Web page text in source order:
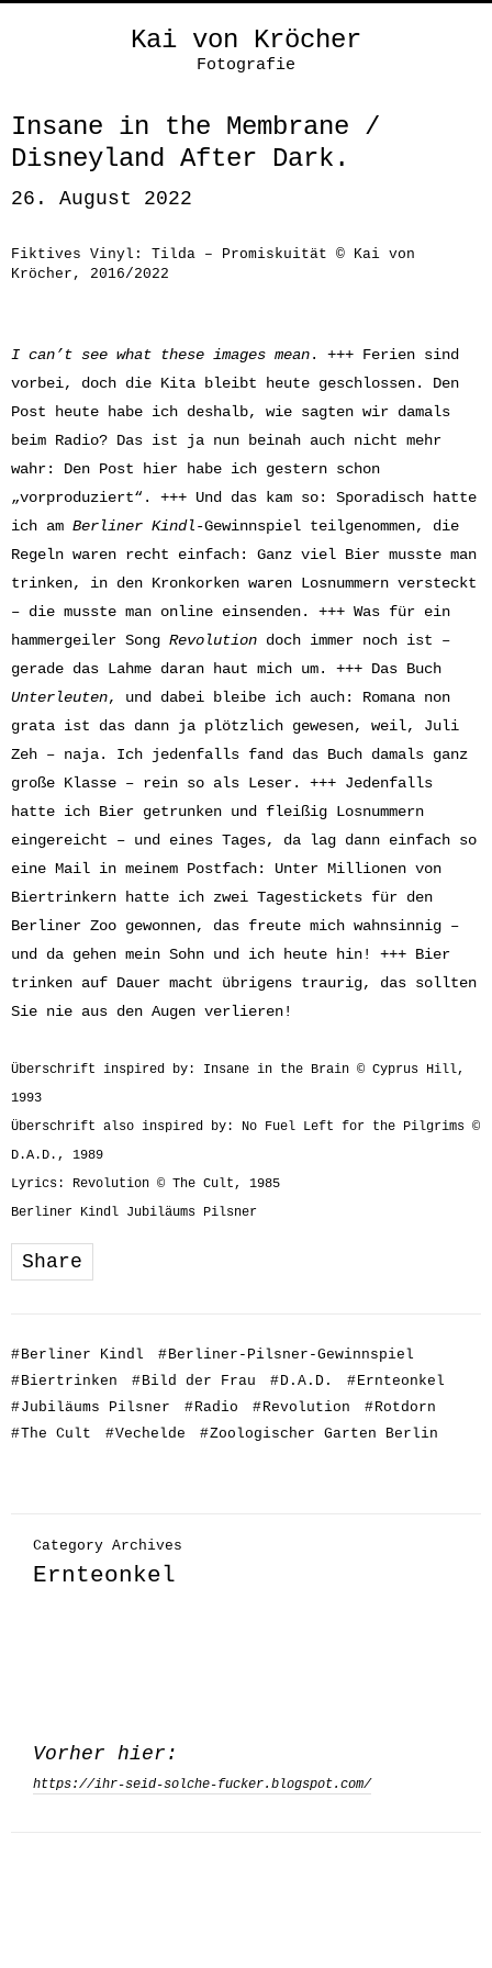
Kai von Kröcher
Fotografie
Insane in the Membrane /
Disneyland After Dark.
26. August 2022
Fiktives Vinyl: Tilda – Promiskuität © Kai von
Kröcher, 2016/2022
I can’t see what these images mean. +++ Ferien sind
vorbei, doch die Kita bleibt heute geschlossen. Den
Post heute habe ich deshalb, wie sagten wir damals
beim Radio? Das ist ja nun beinah auch nicht mehr
wahr: Den Post hier habe ich gestern schon
„vorproduziert“. +++ Und das kam so: Sporadisch hatte
ich am Berliner Kindl-Gewinnspiel teilgenommen, die
Regeln waren recht einfach: Ganz viel Bier musste man
trinken, in den Kronkorken waren Losnummern versteckt
– die musste man online einsenden. +++ Was für ein
hammergeiler Song Revolution doch immer noch ist –
gerade das Lahme daran haut mich um. +++ Das Buch
Unterleuten, und dabei bleibe ich auch: Romana non
grata ist das dann ja plötzlich gewesen, weil, Juli
Zeh – naja. Ich jedenfalls fand das Buch damals ganz
große Klasse – rein so als Leser. +++ Jedenfalls
hatte ich Bier getrunken und fleißig Losnummern
eingereicht – und eines Tages, da lag dann einfach so
eine Mail in meinem Postfach: Unter Millionen von
Biertrinkern hatte ich zwei Tagestickets für den
Berliner Zoo gewonnen, das freute mich wahnsinnig –
und da gehen mein Sohn und ich heute hin! +++ Bier
trinken auf Dauer macht übrigens traurig, das sollten
Sie nie aus den Augen verlieren!
Überschrift inspired by: Insane in the Brain © Cyprus Hill,
1993
Überschrift also inspired by: No Fuel Left for the Pilgrims ©
D.A.D., 1989
Lyrics: Revolution © The Cult, 1985
Berliner Kindl Jubiläums Pilsner
Share
#Berliner Kindl #Berliner-Pilsner-Gewinnspiel
#Biertrinken #Bild der Frau #D.A.D. #Ernteonkel
#Jubiläums Pilsner #Radio #Revolution #Rotdorn
#The Cult #Vechelde #Zoologischer Garten Berlin
Category Archives
Ernteonkel
Vorher hier:
https://ihr-seid-solche-fucker.blogspot.com/